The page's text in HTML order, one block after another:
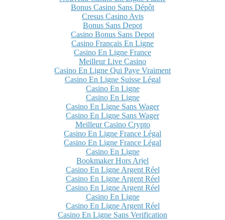
Bonus Casino Sans Dépôt
Cresus Casino Avis
Bonus Sans Depot
Casino Bonus Sans Depot
Casino Français En Ligne
Casino En Ligne France
Meilleur Live Casino
Casino En Ligne Qui Paye Vraiment
Casino En Ligne Suisse Légal
Casino En Ligne
Casino En Ligne
Casino En Ligne Sans Wager
Casino En Ligne Sans Wager
Meilleur Casino Crypto
Casino En Ligne France Légal
Casino En Ligne France Légal
Casino En Ligne
Bookmaker Hors Arjel
Casino En Ligne Argent Réel
Casino En Ligne Argent Réel
Casino En Ligne Argent Réel
Casino En Ligne
Casino En Ligne Argent Réel
Casino En Ligne Sans Verification